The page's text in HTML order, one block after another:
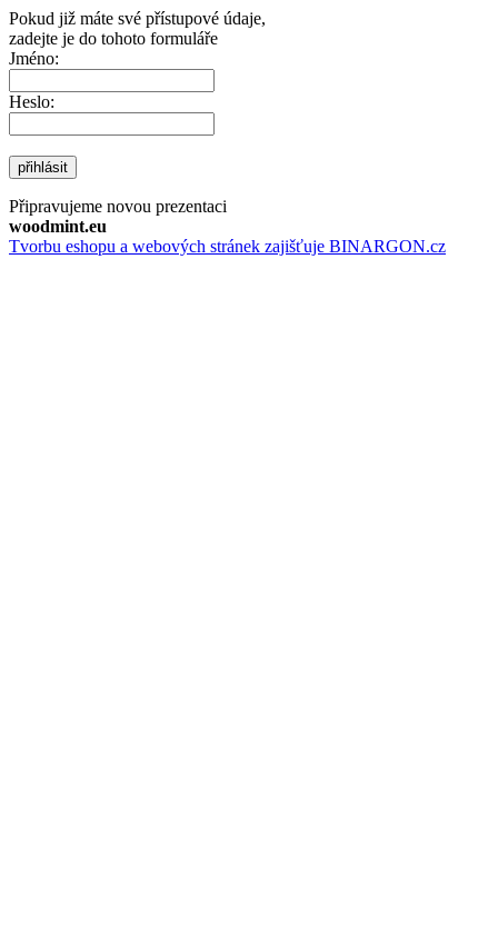
Pokud již máte své přístupové údaje,
zadejte je do tohoto formuláře
Jméno:
Heslo:
přihlásit
Připravujeme novou prezentaci
woodmint.eu
Tvorbu eshopu a webových stránek zajišťuje BINARGON.cz